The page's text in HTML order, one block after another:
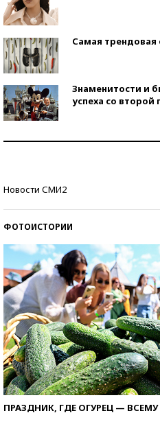
Самая трендовая
Знаменитости и
успеха со второй
Новости СМИ2
ФОТОИСТОРИИ
ПРАЗДНИК, ГДЕ ОГУРЕЦ —